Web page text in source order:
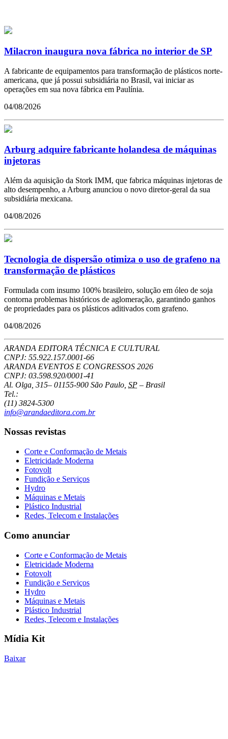
Milacron inaugura nova fábrica no interior de SP
A fabricante de equipamentos para transformação de plásticos norte-
americana, que já possui subsidiária no Brasil, vai iniciar as
operações em sua nova fábrica em Paulínia.
04/08/2026
Arburg adquire fabricante holandesa de máquinas
injetoras
Além da aquisição da Stork IMM, que fabrica máquinas injetoras de
alto desempenho, a Arburg anunciou o novo diretor-geral da sua
subsidiária mexicana.
04/08/2026
Tecnologia de dispersão otimiza o uso de grafeno na
transformação de plásticos
Formulada com insumo 100% brasileiro, solução em óleo de soja
contorna problemas históricos de aglomeração, garantindo ganhos
de propriedades para os plásticos aditivados com grafeno.
04/08/2026
ARANDA EDITORA TÉCNICA E CULTURAL
CNPJ: 55.922.157.0001-66
ARANDA EVENTOS E CONGRESSOS 2026
CNPJ: 03.598.920/0001-41
Al. Olga, 315– 01155-900 São Paulo SP – Brasil
Tel.:
(11) 3824-5300
info@arandaeditora.com.br
Nossas revistas
Corte e Conformação de Metais
Eletricidade Moderna
Fotovolt
Fundição e Serviços
Hydro
Máquinas e Metais
Plástico Industrial
Redes, Telecom e Instalações
Como anunciar
Corte e Conformação de Metais
Eletricidade Moderna
Fotovolt
Fundição e Serviços
Hydro
Máquinas e Metais
Plástico Industrial
Redes, Telecom e Instalações
Mídia Kit
Baixar